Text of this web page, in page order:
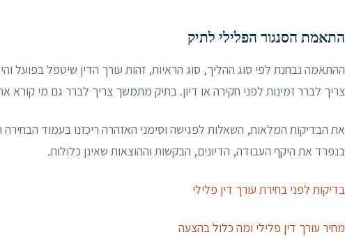
התאמת הסנגור הפלילי לתיק
ההתאמה נבחנת לפי סוג ההליך, סוג הראיות, זהות עורך הדין שיטפל בפועל
צריך לברר זמינות לפני חקירה או דיון. בתיק מתמשך צריך לברר גם מי קורא
את הבדיקות המלאות, השאלות לפגישה וסימני האזהרה ריכזנו בעמוד
בנפרד את היקף העבודה, הדיונים, הבקשות וההוצאות שאינן כלולות.
בדיקות לפני בחירת עורך דין פלילי
מחיר עורך דין פלילי ומה כלול בהצעה